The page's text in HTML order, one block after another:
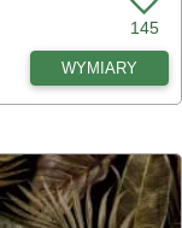
145
WYMIARY